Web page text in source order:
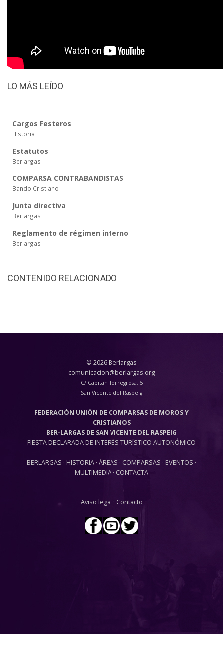
LO MÁS LEÍDO
Cargos Festeros
Historia
Estatutos
Berlargas
COMPARSA CONTRABANDISTAS
Bando Cristiano
Junta directiva
Berlargas
Reglamento de régimen interno
Berlargas
CONTENIDO RELACIONADO
© 2026 Berlargas
comunicacion@berlargas.org
C/ Capitan Torregrosa, 5
San Vicente del Raspeig
FEDERACIÓN UNIÓN DE COMPARSAS DE MOROS Y
CRISTIANOS
BER-LARGAS DE SAN VICENTE DEL RASPEIG
FIESTA DECLARADA DE INTERÉS TURÍSTICO AUTONÓMICO
BERLARGAS · HISTORIA · ÁREAS · COMPARSAS · EVENTOS ·
MULTIMEDIA · CONTACTA
Aviso legal · Contacto